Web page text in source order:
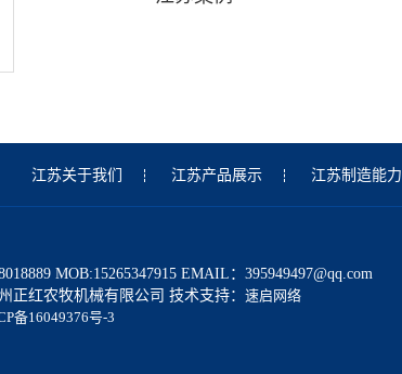
江苏关于我们 江苏产品展示 江苏制造能力
MOB:15265347915 EMAIL：395949497@qq.com
正红农牧机械有限公司 技术支持： 速启网络
备16049376号-3